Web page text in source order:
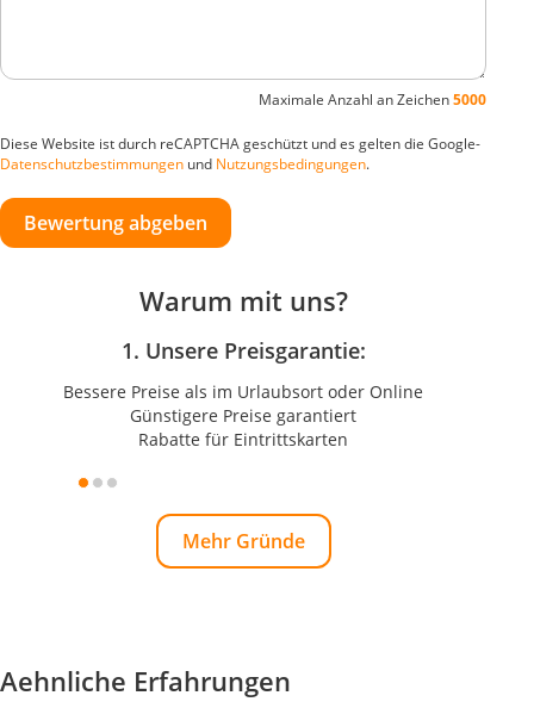
Maximale Anzahl an Zeichen5000
Diese Website ist durch reCAPTCHA geschützt und es gelten die Google-
Datenschutzbestimmungen und Nutzungsbedingungen.
Bewertung abgeben
Warum mit uns?
1. Unsere Preisgarantie:
Bessere Preise als im Urlaubsort oder Online
Günstigere Preise garantiert
Rabatte für Eintrittskarten
Mehr Gründe
Aehnliche Erfahrungen